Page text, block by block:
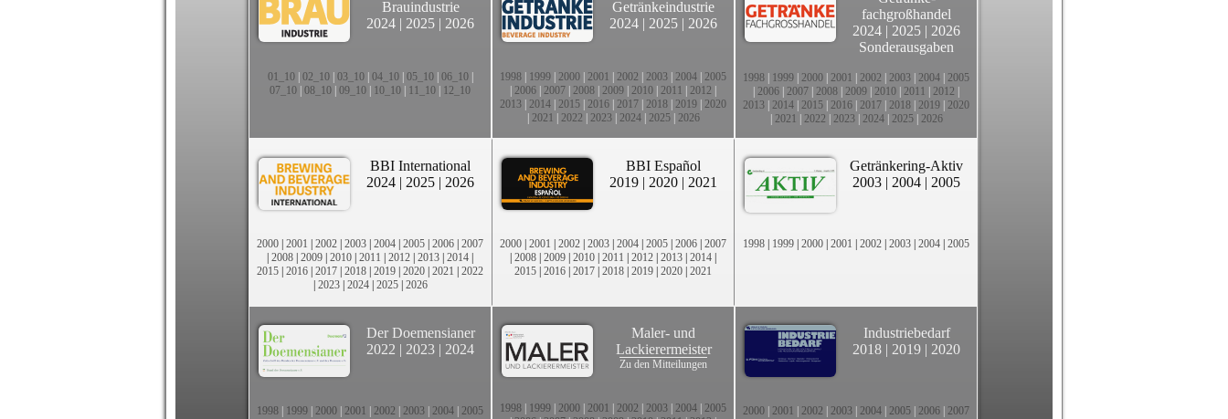
Brauindustrie
2024 | 2025 | 2026
01_10| 02_10| 03_10| 04_10| 05_10| 06_10|
07_10 08_10 09_10 10_10 11_10 12_10
Getränkeindustrie
2024 | 2025 | 2026
1998 1999 2000 2001 2002 2003 2004 2005
2006 2007 2008 2009 2010 2011 2012
2013 2014 2015 2016 2017 2018 2019 2020
2021 2022 2023| 2024| 2025| 2026
fachgroßhandel
2024 | 2025 | 2026
Sonderausgaben
1998 1999 2000 2001 2002 2003 2004 2005
2006 2007 2008 2009 2010 2011 2012
2013 2014 2015 2016 2017 2018 2019 2020
2021 2022 2023| 2024| 2025| 2026
BBI International
2024 | 2025 | 2026
2000 | 2001 | 2002 | 2003 | 2004 | 2005 | 2006 | 2007
| 2008 | 2009 | 2010 | 2011 | 2012 | 2013 | 2014 |
2015 | 2016 | 2017 | 2018 | 2019 | 2020 | 2021 | 2022
| 2023| 2024| 2025| 2026
BBI Español
2019 | 2020 | 2021
2000 | 2001 | 2002 | 2003 | 2004 | 2005 | 2006 | 2007
| 2008 | 2009 | 2010 | 2011 | 2012 | 2013 | 2014 |
2015 | 2016 | 2017 | 2018 | 2019 | 2020 | 2021
Getränkering-Aktiv
2003 | 2004 | 2005
1998 | 1999 | 2000 | 2001 | 2002 | 2003 | 2004 | 2005
Der Doemensianer
2022 | 2023 | 2024
1998 1999 2000 2001 2002 2003 2004 2005
Maler- und
Lackierermeister
Zu den Mitteilungen
1998 1999 2000 2001 2002 2003 2004 2005
Industriebedarf
2018 | 2019 | 2020
2000 2001 2002 2003 2004 2005 2006 2007